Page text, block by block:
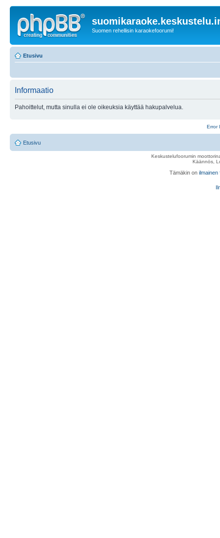
Suomen rehellisin karaokefoorumi!
Etusivu
Informaatio
Pahoittelut, mutta sinulla ei ole oikeuksia käyttää hakupalvelua.
Error
Etusivu
Keskustelufoorumin
Käännös,
Tämäkin on ilmainen